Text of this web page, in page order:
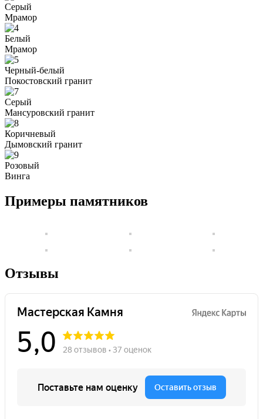
Серый
Мрамор
Белый
Мрамор
Черный-белый
Покостовский гранит
Серый
Мансуровский гранит
Коричневый
Дымовский гранит
Розовый
Винга
Примеры памятников
Отзывы